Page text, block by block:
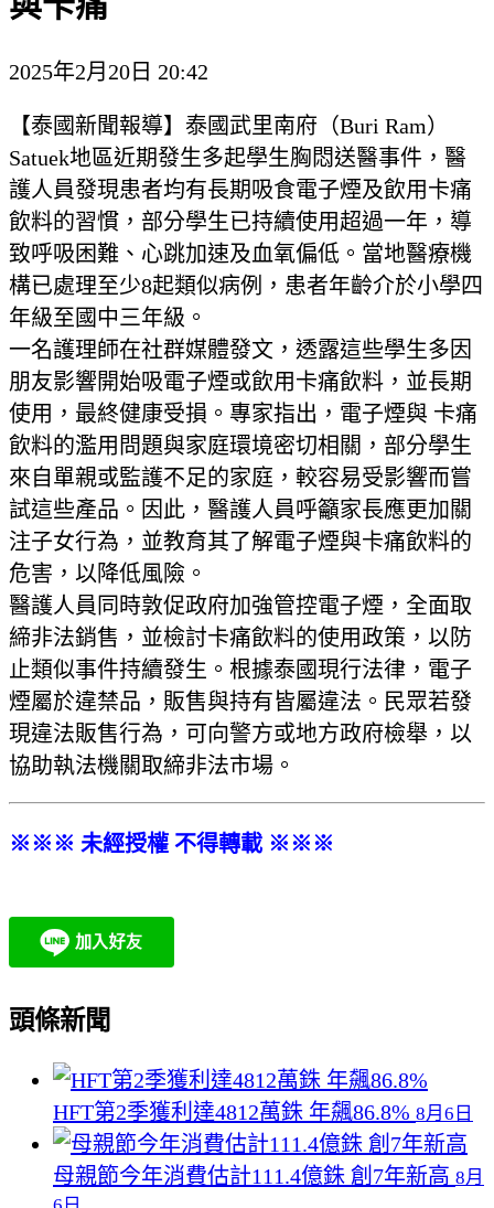
2025年2月20日 20:42
【泰國新聞報導】泰國武里南府（Buri Ram）
Satuek地區近期發生多起學生胸悶送醫事件，醫
護人員發現患者均有長期吸食電子煙及飲用卡痛
飲料的習慣，部分學生已持續使用超過一年，導
致呼吸困難、心跳加速及血氧偏低。當地醫療機
構已處理至少8起類似病例，患者年齡介於小學四
年級至國中三年級。
一名護理師在社群媒體發文，透露這些學生多因
朋友影響開始吸電子煙或飲用卡痛飲料，並長期
使用，最終健康受損。專家指出，電子煙與 卡痛
飲料的濫用問題與家庭環境密切相關，部分學生
來自單親或監護不足的家庭，較容易受影響而嘗
試這些產品。因此，醫護人員呼籲家長應更加關
注子女行為，並教育其了解電子煙與卡痛飲料的
危害，以降低風險。
醫護人員同時敦促政府加強管控電子煙，全面取
締非法銷售，並檢討卡痛飲料的使用政策，以防
止類似事件持續發生。根據泰國現行法律，電子
煙屬於違禁品，販售與持有皆屬違法。民眾若發
現違法販售行為，可向警方或地方政府檢舉，以
協助執法機關取締非法市場。
※※※ 未經授權 不得轉載 ※※※
頭條新聞
HFT第2季獲利達4812萬銖 年飆86.8% 8月6日
母親節今年消費估計111.4億銖 創7年新高 8月